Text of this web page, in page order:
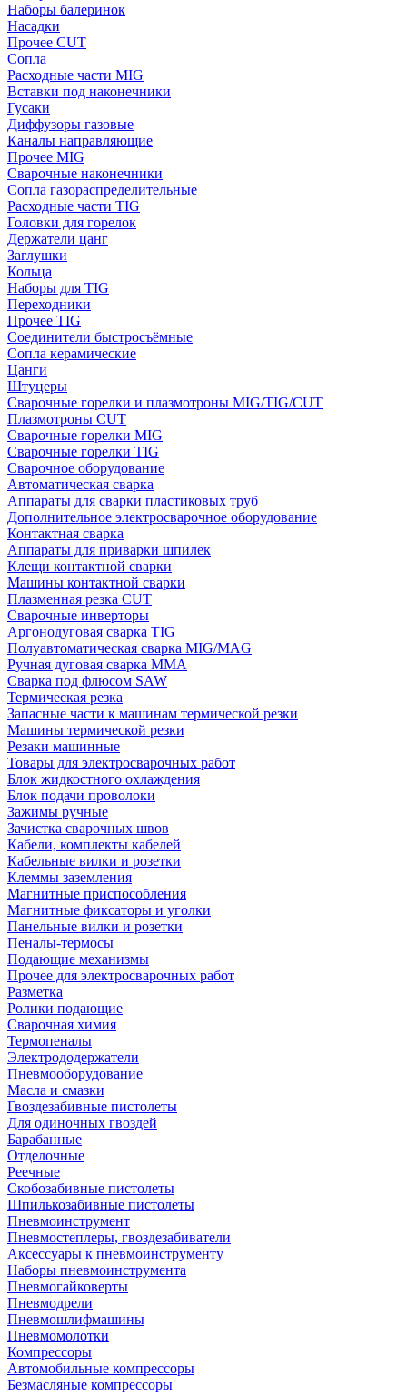
Наборы балеринок
Насадки
Прочее CUT
Сопла
Расходные части MIG
Вставки под наконечники
Гусаки
Диффузоры газовые
Каналы направляющие
Прочее MIG
Сварочные наконечники
Сопла газораспределительные
Расходные части TIG
Головки для горелок
Держатели цанг
Заглушки
Кольца
Наборы для TIG
Переходники
Прочее TIG
Соединители быстросъёмные
Сопла керамические
Цанги
Штуцеры
Сварочные горелки и плазмотроны MIG/TIG/CUT
Плазмотроны CUT
Сварочные горелки MIG
Сварочные горелки TIG
Сварочное оборудование
Автоматическая сварка
Аппараты для сварки пластиковых труб
Дополнительное электросварочное оборудование
Контактная сварка
Аппараты для приварки шпилек
Клещи контактной сварки
Машины контактной сварки
Плазменная резка CUT
Сварочные инверторы
Аргонодуговая сварка TIG
Полуавтоматическая сварка MIG/MAG
Ручная дуговая сварка MMA
Сварка под флюсом SAW
Термическая резка
Запасные части к машинам термической резки
Машины термической резки
Резаки машинные
Товары для электросварочных работ
Блок жидкостного охлаждения
Блок подачи проволоки
Зажимы ручные
Зачистка сварочных швов
Кабели, комплекты кабелей
Кабельные вилки и розетки
Клеммы заземления
Магнитные приспособления
Магнитные фиксаторы и уголки
Панельные вилки и розетки
Пеналы-термосы
Подающие механизмы
Прочее для электросварочных работ
Разметка
Ролики подающие
Сварочная химия
Термопеналы
Электрододержатели
Пневмооборудование
Масла и смазки
Гвоздезабивные пистолеты
Для одиночных гвоздей
Барабанные
Отделочные
Реечные
Скобозабивные пистолеты
Шпилькозабивные пистолеты
Пневмоинструмент
Пневмостеплеры, гвоздезабиватели
Аксессуары к пневмоинструменту
Наборы пневмоинструмента
Пневмогайковерты
Пневмодрели
Пневмошлифмашины
Пневмомолотки
Компрессоры
Автомобильные компрессоры
Безмасляные компрессоры